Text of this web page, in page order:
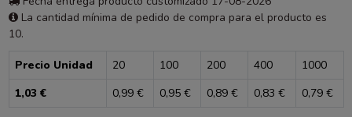
La cantidad mínima de pedido de compra para el producto es
10.
Precio Unidad 20 100 200 400
1000
1,03 €
0,99 € 0,95 € 0,89 € 0,83 € 0,79 €